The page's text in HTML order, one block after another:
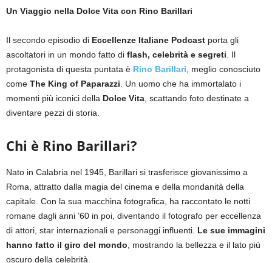
Un Viaggio nella Dolce Vita con Rino Barillari
Il secondo episodio di Eccellenze Italiane Podcast porta gli
ascoltatori in un mondo fatto di flash, celebrità e segreti . Il
protagonista di questa puntata è Rino Barillari , meglio conosciuto
come The King of Paparazzi . Un uomo che ha immortalato i
momenti più iconici della Dolce Vita , scattando foto destinate a
diventare pezzi di storia.
Chi è Rino Barillari?
Nato in Calabria nel 1945, Barillari si trasferisce giovanissimo a
Roma, attratto dalla magia del cinema e della mondanità della
capitale. Con la sua macchina fotografica, ha raccontato le notti
romane dagli anni ’60 in poi, diventando il fotografo per eccellenza
di attori, star internazionali e personaggi influenti. Le sue immagini
hanno fatto il giro del mondo , mostrando la bellezza e il lato più
oscuro della celebrità.